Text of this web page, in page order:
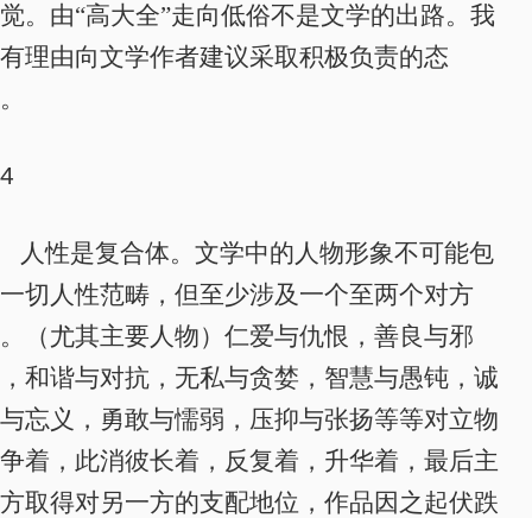
。 由“高大全”走向低俗不是文学的出路。 我
理由向文学作者建议采取积极负责的态
。
4
人性是复合体。文学中的人物形象不可能包
切人性范畴，但至少涉及一个至两个对方
（尤其主要人物）仁爱与仇恨，善良与邪
和谐与对抗，无私与贪婪，智慧与愚钝，诚
忘义，勇敢与懦弱，压抑与张扬等等对立物
着，此消彼长着，反复着，升华着，最后主
取得对另一方的支配地位，作品因之起伏跌